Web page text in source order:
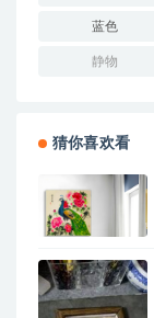
蓝色
静物
猜你喜欢看